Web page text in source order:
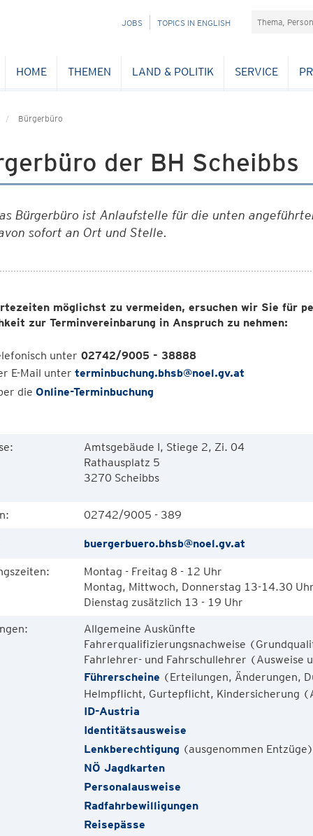
NAVIGATION
JOBS TOPICS IN ENGLISH Suchefeld
HOME THEMEN LAND & POLITIK SERVICE
Bürgerbüro
der BH Scheibbs
Bürgerbüro ist Anlaufstelle für die unten
sofort an Ort und Stelle.
möglichst zu vermeiden, ersuchen wir Sie für
zur Terminvereinbarung in Anspruch zu nehmen:
unter 02742/9005 - 38888
E-Mail unter terminbuchung.bhsb@noel.gv.at
die Online-Terminbuchung
Amtsgebäude I, Stiege 2, Zi. 04
Rathausplatz 5
3270 Scheibbs
02742/9005 - 389
buergerbuero.bhsb@noel.gv.at
Montag - Freitag 8 - 12 Uhr
Montag, Mittwoch, Donnerstag 13-14.30
Dienstag zusätzlich 13 - 19 Uhr
Allgemeine Auskünfte
Fahrerqualifizierungsnachweise
Fahrlehrer- und Fahrschullehrer (Ausweise
Führerscheine (Erteilungen, Änderungen,
Helmpflicht, Gurtepflicht, Kindersicherung
ID-Austria
Identitätsausweise
Lenkberechtigung (ausgenommen Entzüge)
NÖ Jagdkarten
Personalausweise
Radfahrbewilligungen
Reisepässe